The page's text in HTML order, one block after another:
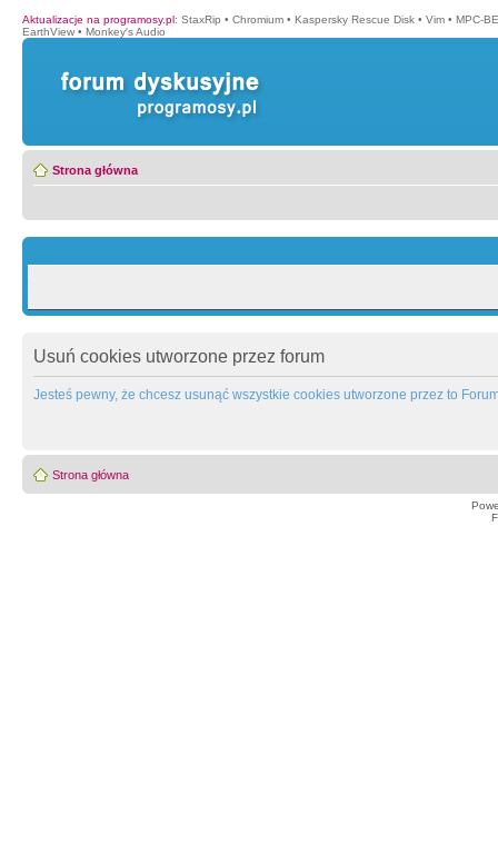
Aktualizacje na programosy.pl: StaxRip • Chromium • Kaspersky Rescue Disk • Vim • MPC-
EarthView • Monkey′s Audio
Strona główna
Usuń cookies utworzone przez forum
Jesteś pewny, że chcesz usunąć wszystkie cookies utworzone przez to
Strona główna